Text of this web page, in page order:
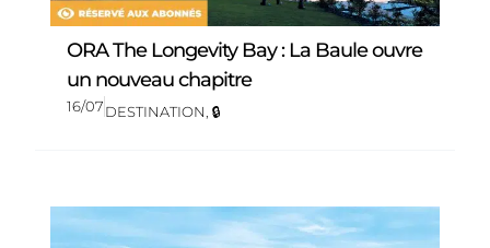
ORA The Longevity Bay : La Baule ouvre
un nouveau chapitre
16/07DESTINATION 🔒